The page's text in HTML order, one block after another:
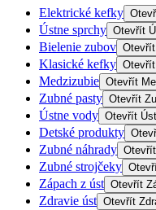
Elektrické kefky
Ústne sprchy Otevřít
Bielenie zubov Otevřít
Klasické kefky Otevřít
Medzizubie Otevřít
Zubné pasty Otevřít
Ústne vody Otevřít
Detské produkty
Zubné náhrady Otevřít
Zubné strojčeky
Zápach z úst Otevřít
Zdravie úst Otevřít